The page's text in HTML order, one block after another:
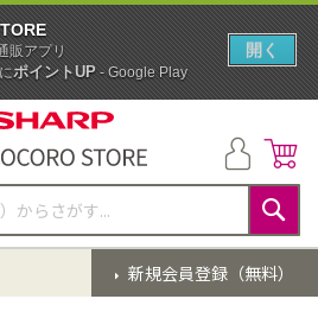
検
索
新規会員登録（無料）
販アプリ
ポイントUP- Google Play
開く